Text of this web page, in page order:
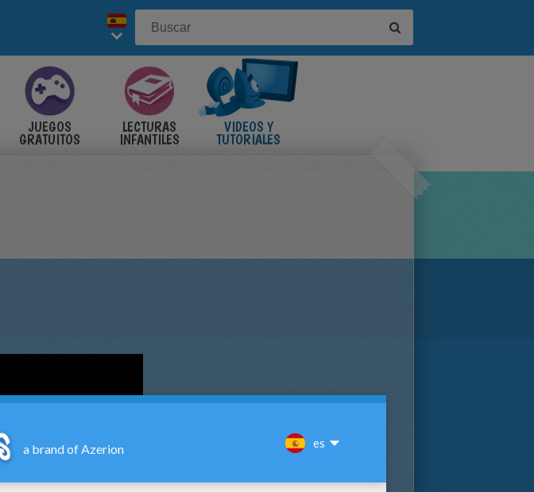
JUEGOS
GRATUITOS
LECTURAS
INFANTILES
VIDEOS Y
TUTORIALES